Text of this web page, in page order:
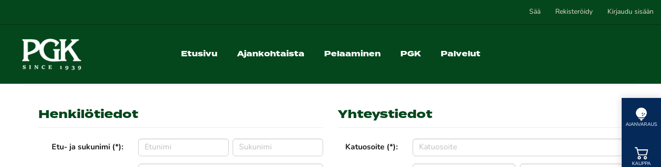
Sää Rekisteröidy Kirjaudu sisään
Etusivu Ajankohtaista Pelaaminen PGK Palvelut
AJANVARAUS
KAUPPA
Henkilötiedot
Etu- ja sukunimi (*):
Yhteystiedot
Katuosoite (*):